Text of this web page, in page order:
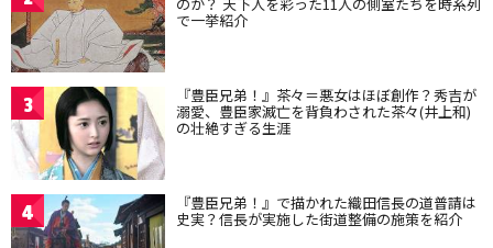
で一挙紹介
3 『豊臣兄弟！』茶々＝悪女はほぼ創作？秀吉が
溺愛、豊臣家滅亡を背負わされた茶々(井上和)
の壮絶すぎる生涯
4 『豊臣兄弟！』で描かれた織田信長の道普請は
史実？信長が実施した街道整備の施策を紹介